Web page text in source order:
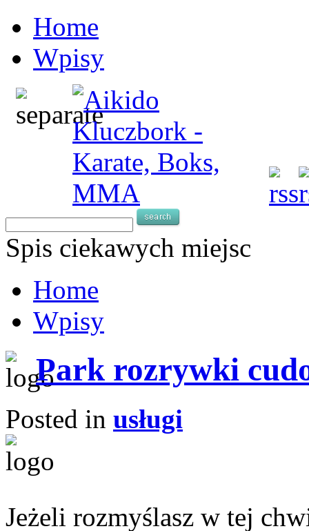
Home
Wpisy
Spis ciekawych miejsc
Home
Wpisy
Park rozrywki
Posted in usługi
Jeżeli rozmyślasz w tej